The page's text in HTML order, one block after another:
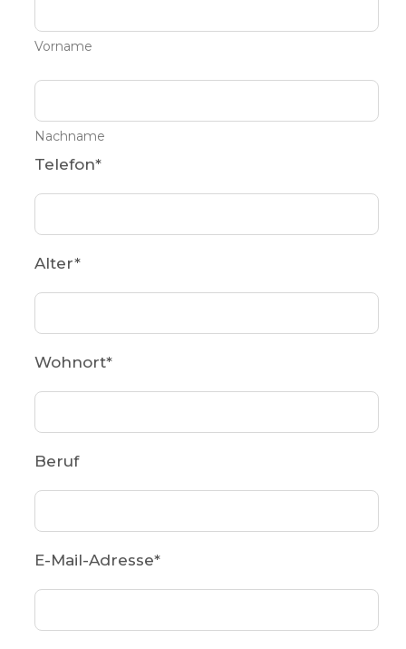
Vorname
Nachname
Telefon*
Alter*
Wohnort*
Beruf
E-Mail-Adresse*